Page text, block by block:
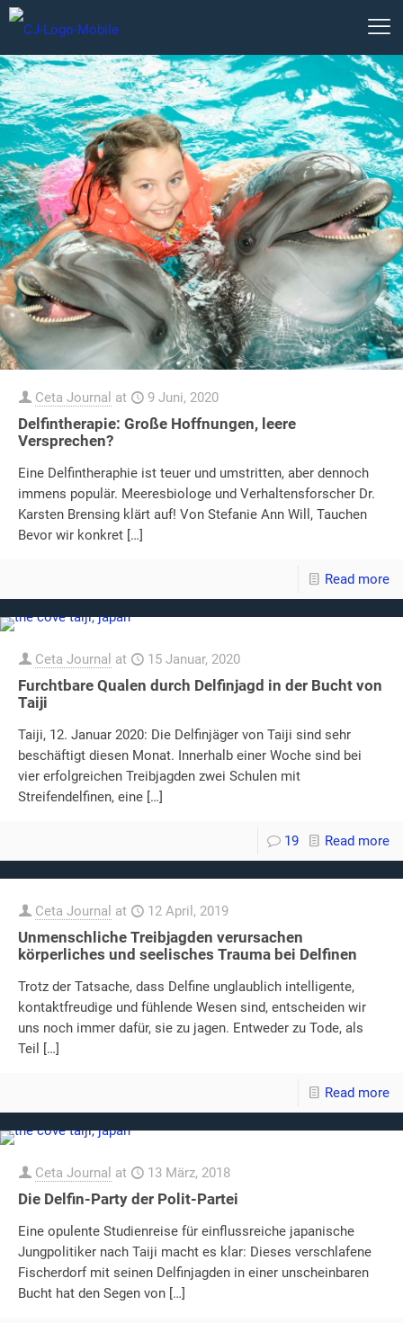
Ceta Journal at 9 Juni, 2020
Delfintherapie: Große Hoffnungen, leere
Versprechen?
Eine Delfintheraphie ist teuer und umstritten, aber dennoch
immens populär. Meeresbiologe und Verhaltensforscher Dr.
Karsten Brensing klärt auf! Von Stefanie Ann Will, Tauchen
Bevor wir konkret […]
Read more
Ceta Journal at 15 Januar, 2020
Furchtbare Qualen durch Delfinjagd in der Bucht von
Taiji
Taiji, 12. Januar 2020: Die Delfinjäger von Taiji sind sehr
beschäftigt diesen Monat. Innerhalb einer Woche sind bei
vier erfolgreichen Treibjagden zwei Schulen mit
Streifendelfinen, eine […]
19 Read more
Ceta Journal at 12 April, 2019
Unmenschliche Treibjagden verursachen
körperliches und seelisches Trauma bei Delfinen
Trotz der Tatsache, dass Delfine unglaublich intelligente,
kontaktfreudige und fühlende Wesen sind, entscheiden wir
uns noch immer dafür, sie zu jagen. Entweder zu Tode, als
Teil
[…]
Read more
Ceta Journal at 13 März, 2018
Die Delfin-Party der Polit-Partei
Eine opulente Studienreise für einflussreiche japanische
Jungpolitiker nach Taiji macht es klar: Dieses verschlafene
Fischerdorf mit seinen Delfinjagden in einer unscheinbaren
Bucht hat den Segen von […]